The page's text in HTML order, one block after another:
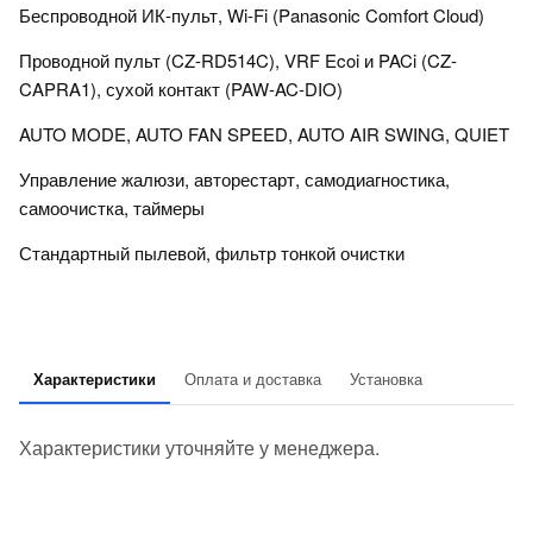
Беспроводной ИК-пульт, Wi-Fi (Panasonic Comfort Cloud)
Проводной пульт (CZ-RD514C), VRF Ecoi и PACi (CZ-
CAPRA1), сухой контакт (PAW-AC-DIO)
AUTO MODE, AUTO FAN SPEED, AUTO AIR SWING, QUIET
Управление жалюзи, авторестарт, самодиагностика,
самоочистка, таймеры
Стандартный пылевой, фильтр тонкой очистки
Характеристики Оплата и доставка Установка
Характеристики уточняйте у менеджера.